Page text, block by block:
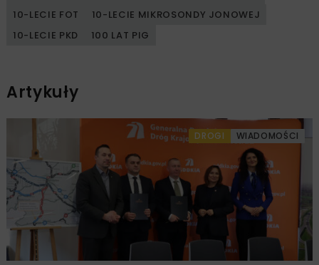
10-LECIE FOT
10-LECIE MIKROSONDY JONOWEJ
10-LECIE PKD
100 LAT PIG
Artykuły
DROGI WIADOMOŚCI